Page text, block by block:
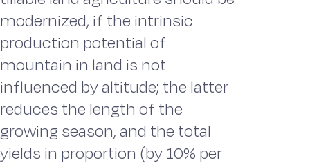
modernized, if the intrinsic
production potential of
mountain in land is not
influenced by altitude; the latter
reduces the length of the
growing season, and the total
yields in proportion (by 10% per